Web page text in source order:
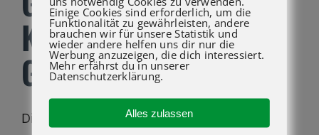
KAUFEN BEI ATG LIFT
GMBH
Die Genie® GS™-3232 E-Drive
Einige Cookies sind erforderlich, um die
Funktionalität zu gewährleisten, andere
brauchen wir für unsere Statistik und
wieder andere helfen uns dir nur die
Werbung anzuzeigen, die dich interessiert.
Mehr erfährst du in unserer
Datenschutzerklärung.
Alles zulassen